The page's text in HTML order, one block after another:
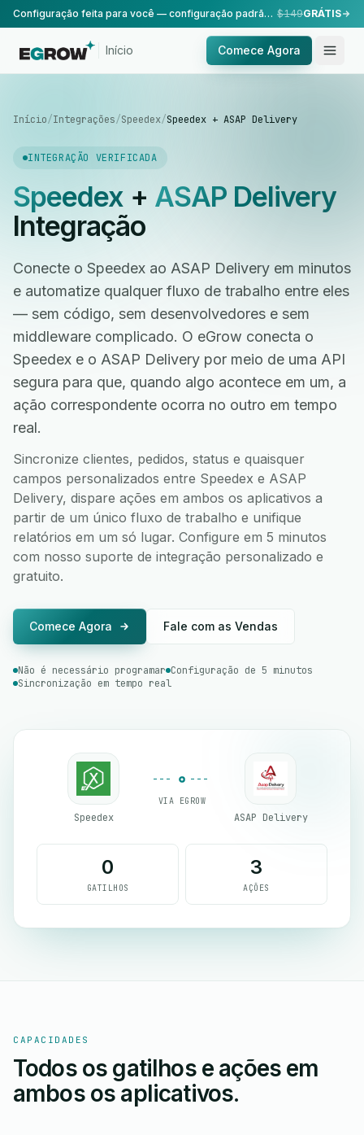
Configuração feita para você — configuração padrão, realizada pela nossa equipe. $149GRÁTIS
Início Comece Agora
Início/Integrações/Speedex/Speedex + ASAP Delivery
INTEGRAÇÃO VERIFICADA
Speedex+ ASAP Delivery
Integração
Conecte o Speedex ao ASAP Delivery em minutos
e automatize qualquer fluxo de trabalho entre eles
— sem código, sem desenvolvedores e sem
middleware complicado. O eGrow conecta o
Speedex e o ASAP Delivery por meio de uma API
segura para que, quando algo acontece em um, a
ação correspondente ocorra no outro em tempo
real.
Sincronize clientes, pedidos, status e quaisquer
campos personalizados entre Speedex e ASAP
Delivery, dispare ações em ambos os aplicativos a
partir de um único fluxo de trabalho e unifique
relatórios em um só lugar. Configure em 5 minutos
com nosso suporte de integração personalizado e
gratuito.
Comece Agora Fale com as Vendas
Não é necessário programar Configuração de 5 minutos
Sincronização em tempo real
Speedex
VIA EGROW
ASAP Delivery
0
GATILHOS
3
AÇÕES
CAPACIDADES
Todos os gatilhos e ações em
ambos os aplicativos.